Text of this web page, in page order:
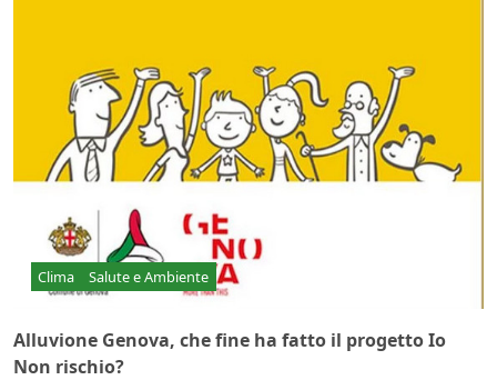
Clima Salute e Ambiente
Alluvione Genova, che fine ha fatto il progetto Io
Non rischio?